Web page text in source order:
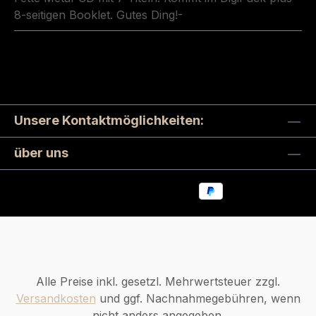
8-seitigen Booklet. Gutes Ding!-
Unsere Kontaktmöglichkeiten:
über uns
Alle Preise inkl. gesetzl. Mehrwertsteuer zzgl.
Versandkosten und ggf. Nachnahmegebühren, wenn